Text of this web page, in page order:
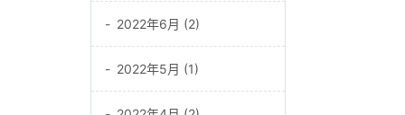
2022年6月 (2)
2022年5月 (1)